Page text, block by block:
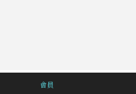
會員